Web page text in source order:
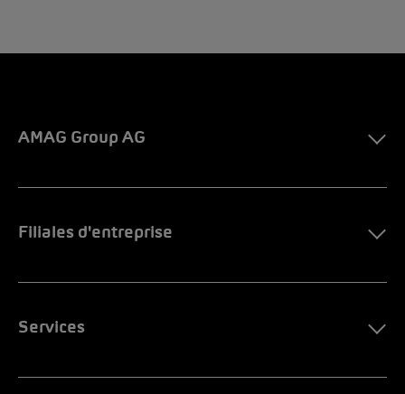
AMAG Group AG
Filiales d'entreprise
Services